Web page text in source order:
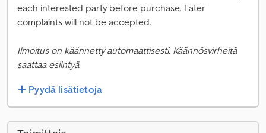
each interested party before purchase. Later
complaints will not be accepted.
Ilmoitus on käännetty automaattisesti. Käännösvirheitä
saattaa esiintyä.
Pyydä lisätietoja